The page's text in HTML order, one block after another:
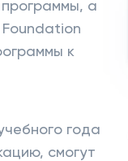
а
Foundation
к
года
смогут